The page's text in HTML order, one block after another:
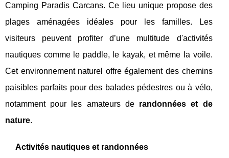
Camping Paradis Carcans. Ce lieu unique propose des
plages aménagées idéales pour les familles. Les
visiteurs peuvent profiter d’une multitude d'activités
nautiques comme le paddle, le kayak, et même la voile.
Cet environnement naturel offre également des chemins
paisibles parfaits pour des balades pédestres ou à vélo,
notamment pour les amateurs de randonnées et de
nature.
Activités nautiques et randonnées